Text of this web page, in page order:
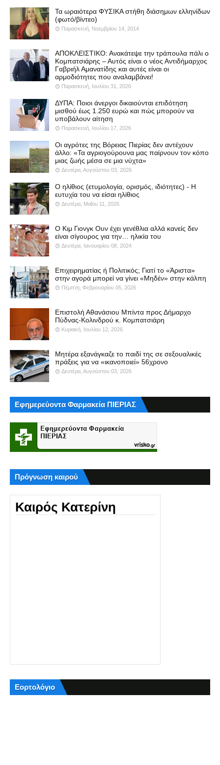
Τα ωραιότερα ΦΥΣΙΚΑ στήθη διάσημων ελληνίδων
(φωτό/βίντεο)
Παρασκευή, Νοεμβρίου 14, 2014
ΑΠΟΚΛΕΙΣΤΙΚΟ: Ανακάτεψε την τράπουλα πάλι ο
Κομπατσιάρης – Αυτός είναι ο νέος Αντιδήμαρχος
Γαβριήλ Αμανατίδης και αυτές είναι οι
αρμοδιότητες που αναλαμβάνει!
Παρασκευή, Ιουλίου 31, 2026
ΔΥΠΑ: Ποιοι άνεργοι δικαιούνται επιδότηση
μισθού έως 1.250 ευρώ και πώς μπορούν να
υποβάλουν αίτηση
Παρασκευή, Ιουλίου 17, 2026
Οι αγρότες της Βόρειας Πιερίας δεν αντέχουν
άλλο: «Τα αγριογούρουνα μας παίρνουν τον κόπο
μιας ζωής μέσα σε μια νύχτα»
Δευτέρα, Αυγούστου 03, 2026
Ο ηλίθιος (ετυμολογία, ορισμός, ιδιότητες) - Η
ευτυχία του να είσαι ηλίθιος
Δευτέρα, Μαΐου 11, 2026
Ο Κιμ Γιονγκ Ουν έχει γενέθλια αλλά κανείς δεν
είναι σίγουρος για την… ηλικία του
Δευτέρα, Ιανουαρίου 08, 2024
Επιχειρηματίας ή Πολιτικός; Γιατί το «Άριστα»
στην αγορά μπορεί να γίνει «Μηδέν» στην κάλπη
Πέμπτη, Φεβρουαρίου 05, 2026
Επιστολή Αθανάσιου Μπίντα προς Δήμαρχο
Πύδνας-Κολινδρού κ. Κομπατσιάρη
Κυριακή, Ιουλίου 12, 2026
Μητέρα εξανάγκαζε το παιδί της σε σεξουαλικές
πράξεις για να «ικανοποιεί» 56χρονο
Δευτέρα, Αυγούστου 03, 2026
Εφημερεύοντα Φαρμακεία ΠΙΕΡΙΑΣ
Πρόγνωση καιρού
Καιρός Κατερίνη
Εορτολόγιο